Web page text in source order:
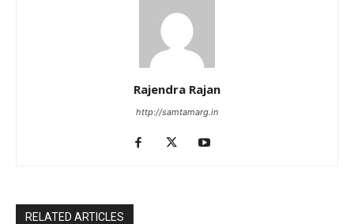
Rajendra Rajan
http://samtamarg.in
RELATED ARTICLES